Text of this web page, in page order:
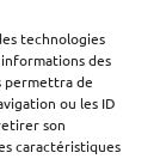
technologies
des
permettra de
ou les ID
son
caractéristiques
noir
nationale